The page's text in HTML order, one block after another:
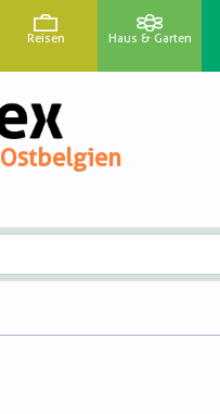
Reisen Haus & Garten
Ostbelgien